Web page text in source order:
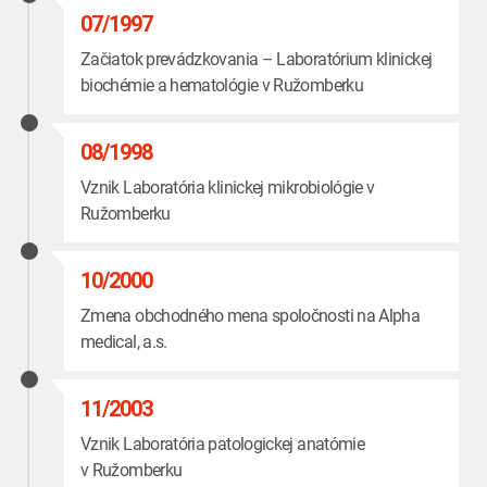
07/1997
Začiatok prevádzkovania – Laboratórium klinickej
biochémie a hematológie v Ružomberku
08/1998
Vznik Laboratória klinickej mikrobiológie v
Ružomberku
10/2000
Zmena obchodného mena spoločnosti na Alpha
medical, a.s.
11/2003
Vznik Laboratória patologickej anatómie
v Ružomberku